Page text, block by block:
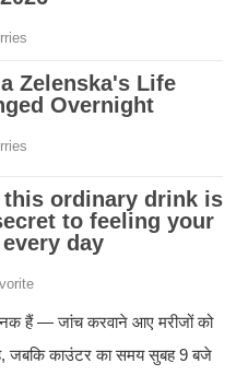
हैं — जांच करवाने आए मरीजों को
जबकि काउंटर का समय सुबह 9 बजे